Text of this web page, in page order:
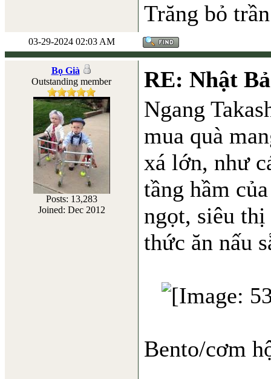
Trăng bỏ
03-29-2024 02:03 AM
Bọ Già
Outstanding member
Posts: 13,283
Joined: Dec 2012
RE: Nhật
Ngang
mua quà
xá lớn, như
tầng hầm
ngọt, siêu
thức ăn nấu
Bento/cơm